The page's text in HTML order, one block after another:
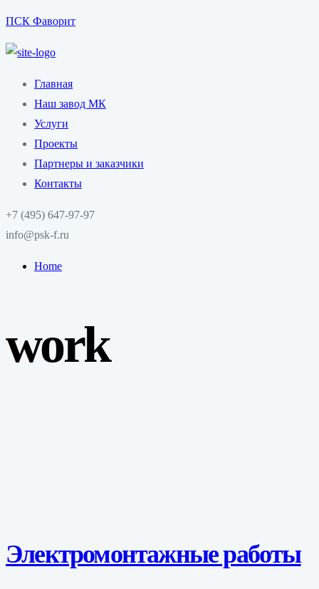
ПСК Фаворит
Главная
Наш завод МК
Услуги
Проекты
Партнеры и заказчики
Контакты
+7 (495) 647-97-97
info@psk-f.ru
Home
work
Электромонтажные работы